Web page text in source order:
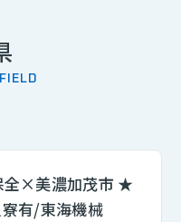
全×美濃加茂市 ★
有/東海機械